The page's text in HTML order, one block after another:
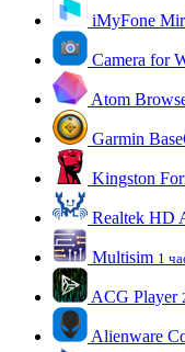
iMyFone
Camera for
Atom
Garmin
Kingston
Realtek HD
Multisim 1
ACG Player
Alienware